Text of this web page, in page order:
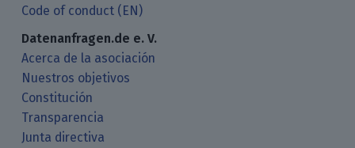
Code of conduct (EN)
Datenanfragen.de e. V.
Acerca de la asociación
Nuestros objetivos
Constitución
Transparencia
Junta directiva